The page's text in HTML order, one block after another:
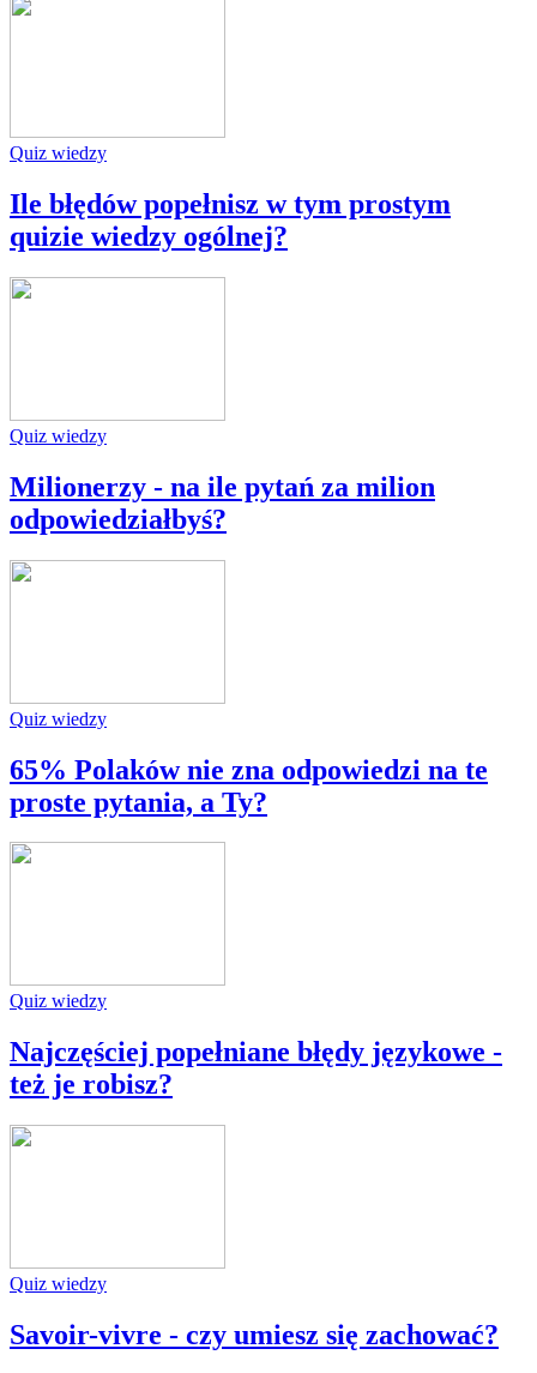
Quiz wiedzy
Ile błędów popełnisz w tym prostym
quizie wiedzy ogólnej?
Quiz wiedzy
Milionerzy - na ile pytań za milion
odpowiedziałbyś?
Quiz wiedzy
65% Polaków nie zna odpowiedzi na te
proste pytania, a Ty?
Quiz wiedzy
Najczęściej popełniane błędy językowe -
też je robisz?
Quiz wiedzy
Savoir-vivre - czy umiesz się zachować?